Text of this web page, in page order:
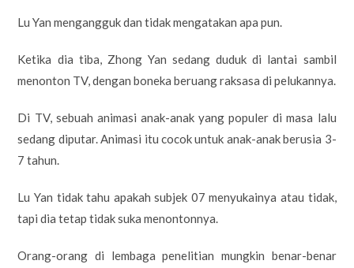
Lu Yan mengangguk dan tidak mengatakan apa pun.
Ketika dia tiba, Zhong Yan sedang duduk di lantai sambil
menonton TV, dengan boneka beruang raksasa di pelukannya.
Di TV, sebuah animasi anak-anak yang populer di masa lalu
sedang diputar. Animasi itu cocok untuk anak-anak berusia 3-
7 tahun.
Lu Yan tidak tahu apakah subjek 07 menyukainya atau tidak,
tapi dia tetap tidak suka menontonnya.
Orang-orang di lembaga penelitian mungkin benar-benar